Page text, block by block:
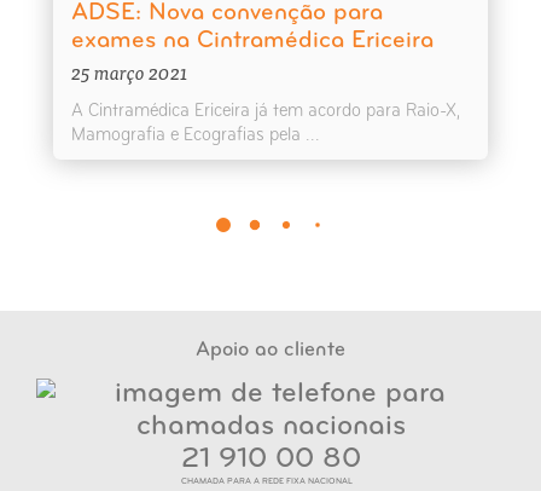
ADSE: Nova convenção para
exames na Cintramédica Ericeira
25 março 2021
A Cintramédica Ericeira já tem acordo para Raio-X,
Mamografia e Ecografias pela ...
Apoio ao cliente
21 910 00 80
CHAMADA PARA A REDE FIXA NACIONAL